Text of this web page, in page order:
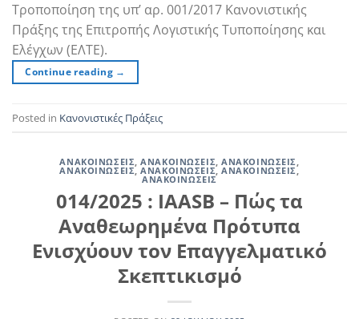
Τροποποίηση της υπ’ αρ. 001/2017 Κανονιστικής
Πράξης της Επιτροπής Λογιστικής Τυποποίησης και
Ελέγχων (ΕΛΤΕ).
Continue reading →
Posted in Κανονιστικές Πράξεις
ΑΝΑΚΟΙΝΏΣΕΙΣ,ΑΝΑΚΟΙΝΏΣΕΙΣ,ΑΝΑΚΟΙΝΏΣΕΙΣ,
ΑΝΑΚΟΙΝΏΣΕΙΣ,ΑΝΑΚΟΙΝΏΣΕΙΣ,ΑΝΑΚΟΙΝΏΣΕΙΣ,
ΑΝΑΚΟΙΝΏΣΕΙΣ
014/2025 : IAASB – Πώς τα
Αναθεωρημένα Πρότυπα
Ενισχύουν τον Επαγγελματικό
Σκεπτικισμό